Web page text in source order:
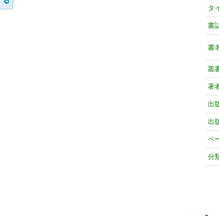
タ
書
書
叢
著
出
出
ペ
分